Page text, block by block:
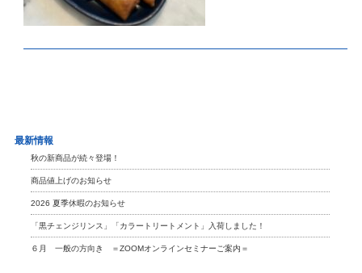
最新情報
秋の新商品が続々登場！
商品値上げのお知らせ
2026 夏季休暇のお知らせ
「黒チェンジリンス」「カラートリートメント」入荷しました！
６月 一般の方向き ＝ZOOMオンラインセミナーご案内＝